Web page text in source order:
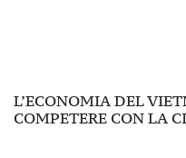
L’ECONOMIA DEL
COMPETERE CON LA